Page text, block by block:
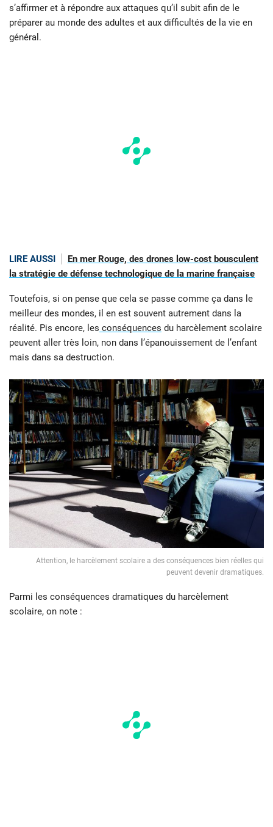
s’affirmer et à répondre aux attaques qu’il subit afin de le
préparer au monde des adultes et aux difficultés de la vie en
général.
LIRE AUSSI
En mer Rouge, des drones low-cost bousculent
la stratégie de défense technologique de la marine française
Toutefois, si on pense que cela se passe comme ça dans le
meilleur des mondes, il en est souvent autrement dans la
réalité. Pis encore, les conséquences du harcèlement scolaire
peuvent aller très loin, non dans l’épanouissement de l’enfant
mais dans sa destruction.
Attention, le harcèlement scolaire a des conséquences bien réelles qui
peuvent devenir dramatiques.
Parmi les conséquences dramatiques du harcèlement
scolaire, on note :